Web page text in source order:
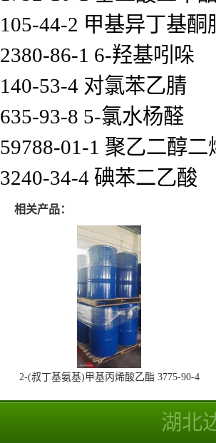
105-44-2 甲基异丁基酮
2380-86-1 6-羟基吲哚
140-53-4 对氯苯乙腈
635-93-8 5-氯水杨醛
59788-01-1 聚乙二醇二
3240-34-4 碘苯二乙酸
相关产品：
2-(叔丁基氨基)甲基丙烯酸乙酯 3775-90-4
湖北